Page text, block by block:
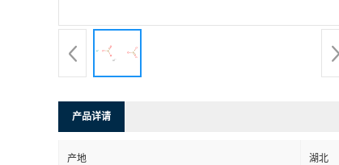
产品详请
产地 湖北